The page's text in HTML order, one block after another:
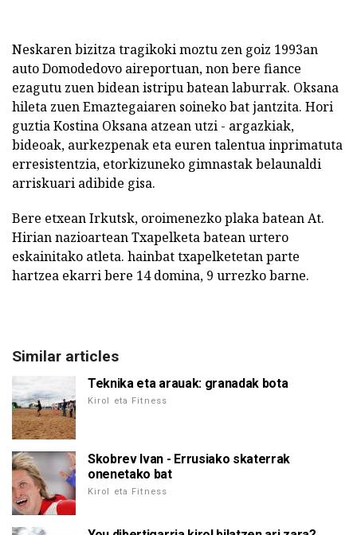
Neskaren bizitza tragikoki moztu zen goiz 1993an
auto Domodedovo aireportuan, non bere fiance
ezagutu zuen bidean istripu batean laburrak. Oksana
hileta zuen Emaztegaiaren soineko bat jantzita. Hori
guztia Kostina Oksana atzean utzi - argazkiak,
bideoak, aurkezpenak eta euren talentua inprimatuta
erresistentzia, etorkizuneko gimnastak belaunaldi
arriskuari adibide gisa.
Bere etxean Irkutsk, oroimenezko plaka batean At.
Hirian nazioartean Txapelketa batean urtero
eskainitako atleta. hainbat txapelketetan parte
hartzea ekarri bere 14 domina, 9 urrezko barne.
Similar articles
Teknika eta arauak: granadak bota
Kirol eta Fitness
Skobrev Ivan - Errusiako skaterrak
onenetako bat
Kirol eta Fitness